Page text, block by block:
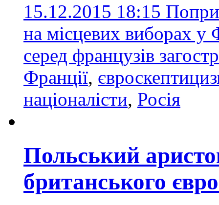
15.12.2015 18:15 Попри
на місцевих виборах у
серед французів
Франції,
націоналісти, Росія
Польський
британського